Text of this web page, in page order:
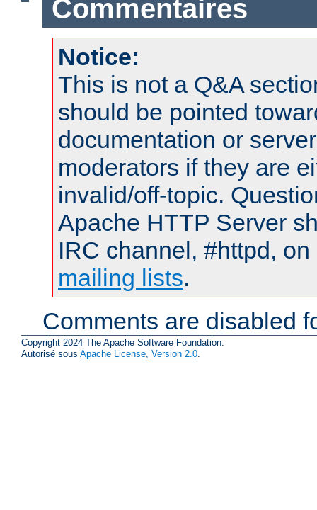
Commentaires
Notice:
This is not a Q&A
should be pointed
documentation or
moderators if they are
invalid/off-topic.
Apache HTTP Server
IRC channel, #httpd,
mailing lists.
Comments are disabled
Copyright 2024 The Apache Software Foundation.
Autorisé sous Apache License, Version 2.0.